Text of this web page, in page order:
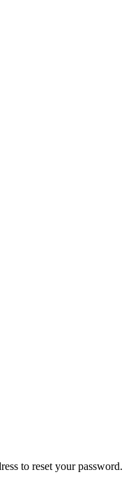
to reset your password.